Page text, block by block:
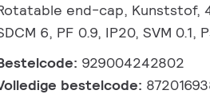
end-cap, Kunststof,
6, PF 0.9, IP20, SVM 0.1,
929004242802
bestelcode: